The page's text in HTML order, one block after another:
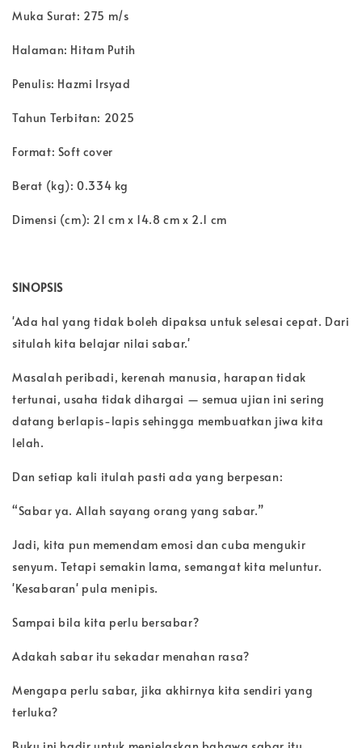
Muka Surat: 275 m/s
Halaman: Hitam Putih
Penulis: Hazmi Irsyad
Tahun Terbitan: 2025
Format: Soft cover
Berat (kg): 0.334 kg
Dimensi (cm): 21 cm x 14.8 cm x 2.1 cm
SINOPSIS
'Ada hal yang tidak boleh dipaksa untuk selesai cepat. Dari
situlah kita belajar nilai sabar.'
Masalah peribadi, kerenah manusia, harapan tidak
tertunai, usaha tidak dihargai — semua ujian ini sering
datang berlapis-lapis sehingga membuatkan jiwa kita
lelah.
Dan setiap kali itulah pasti ada yang berpesan:
“Sabar ya. Allah sayang orang yang sabar.”
Jadi, kita pun memendam emosi dan cuba mengukir
senyum. Tetapi semakin lama, semangat kita meluntur.
'Kesabaran' pula menipis.
Sampai bila kita perlu bersabar?
Adakah sabar itu sekadar menahan rasa?
Mengapa perlu sabar, jika akhirnya kita sendiri yang
terluka?